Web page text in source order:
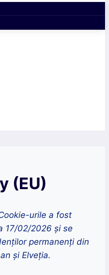
(EU)
urile a fost
17/02/2026 și se
permanenți din
și Elveția.